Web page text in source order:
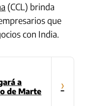
(CCL) brinda
que
con India.
a
de Marte
›